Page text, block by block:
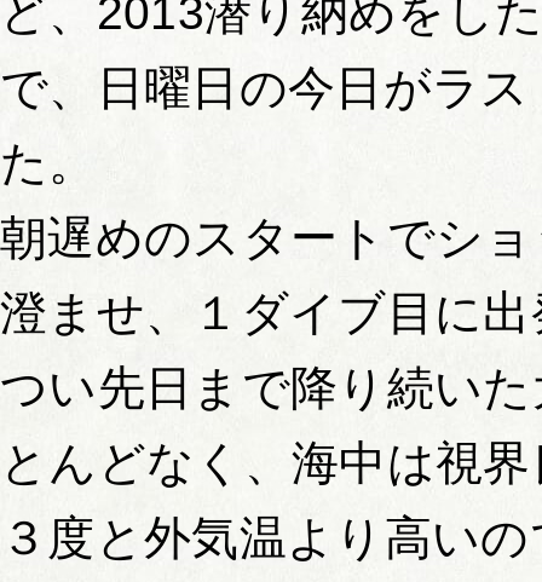
ど、2013潜り納めをし
で、日曜日の今日がラ
た。
朝遅めのスタートでシ
澄ませ、１ダイブ目に出
つい先日まで降り続い
とんどなく、海中は視
３度と外気温より高い